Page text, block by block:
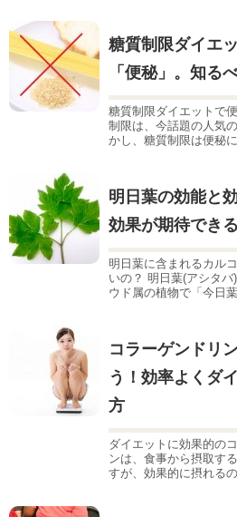
糖質制限ダイエ
「便秘」。知る
糖質制限ダイエットで
制限は、今話題の人気
かし、糖質制限は便秘に
明日葉の効能と
効果が期待でき
明日葉に含まれるカル
いの？ 明日葉(アシタ
ウド属の植物で「今日
コラーゲンドリ
う！効率よくダ
方
ダイエットに効果的の
ンは、食事から摂取す
すが、効果的に摂れる